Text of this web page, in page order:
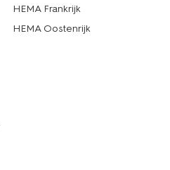
HEMA Frankrijk
HEMA Oostenrijk